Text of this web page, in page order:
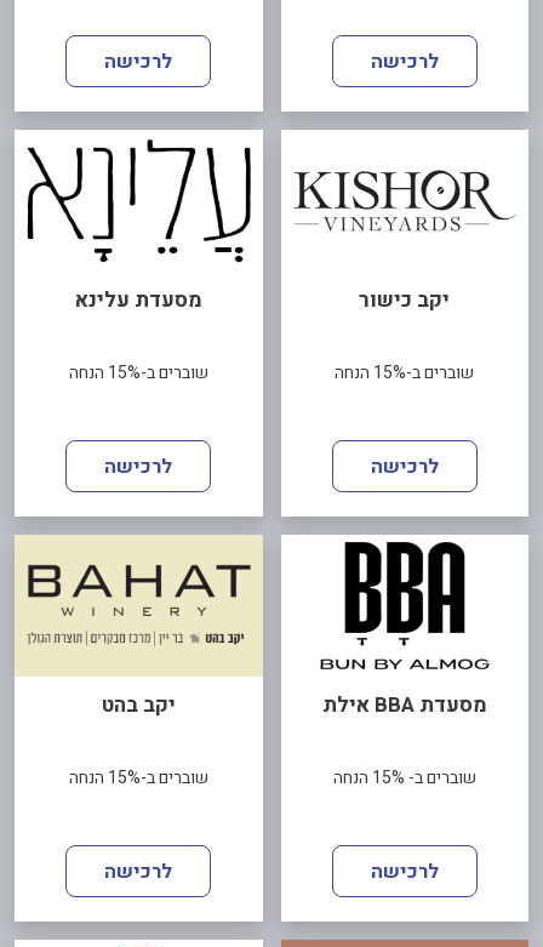
לרכישה לרכישה
יקב כישור
שוברים ב-15% הנחה
לרכישה
מסעדת עלינא
שוברים ב-15% הנחה
לרכישה
מסעדת BBA אילת
שוברים ב- 15% הנחה
לרכישה
יקב בהט
שוברים ב-15% הנחה
לרכישה